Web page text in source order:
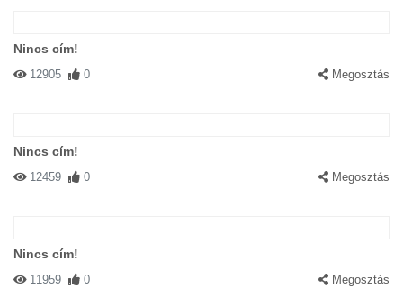
Nincs cím!
12905 0 Megosztás
Nincs cím!
12459 0 Megosztás
Nincs cím!
11959 0 Megosztás